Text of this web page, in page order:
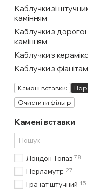
Каблучки зі
камінням
Каблучки з
камінням
Каблучки з
Каблучки з
Камені вставки:
Очистити фільтр
Камені вставки
Лондон Топаз 78
Перламутр 27
Гранат штучний 15